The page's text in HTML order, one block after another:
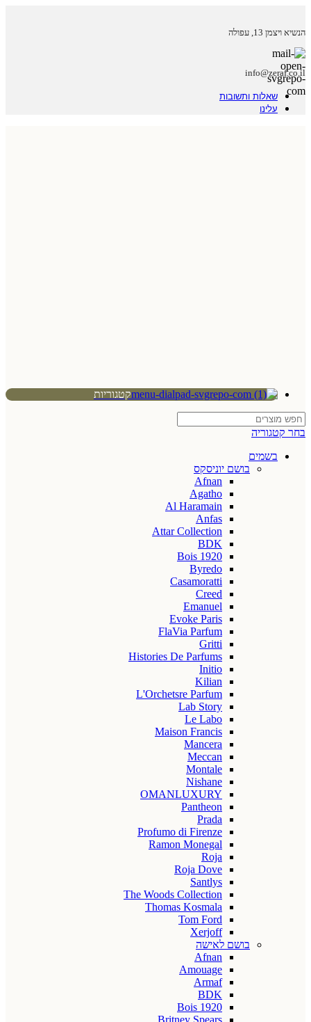
הנשיא ויצמן 13, עפולה
info@zeraf.co.il
שאלות ותשובות
עלינו
קטגוריות
בחר קטגוריה
בשמים
בושם יוניסקס
Afnan
Agatho
Al Haramain
Anfas
Attar Collection
BDK
Bois 1920
Byredo
Casamoratti
Creed
Emanuel
Evoke Paris
FlaVia Parfum
Gritti
Histories De Parfums
Initio
Kilian
L'Orchetsre Parfum
Lab Story
Le Labo
Maison Francis
Mancera
Meccan
Montale
Nishane
OMANLUXURY
Pantheon
Prada
Profumo di Firenze
Ramon Monegal
Roja
Roja Dove
Santlys
The Woods Collection
Thomas Kosmala
Tom Ford
Xerjoff
בושם לאישה
Afnan
Amouage
Armaf
BDK
Bois 1920
Britney Spears